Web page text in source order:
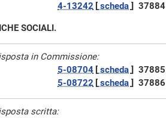
4-13242 [ scheda ] 37884
SOCIALI.
in Commissione:
5-08704 [ scheda ] 37885
5-08722 [ scheda ] 37886
scritta: